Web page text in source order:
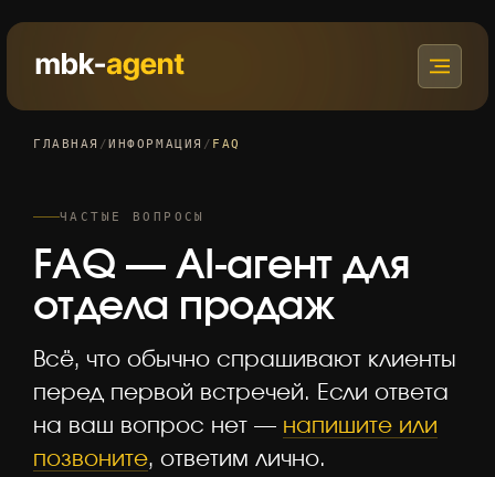
ГЛАВНАЯ /ИНФОРМАЦИЯ / FAQ
ЧАСТЫЕ ВОПРОСЫ
FAQ — AI-агент для
отдела продаж
Всё, что обычно спрашивают клиенты
перед первой встречей. Если ответа
на ваш вопрос нет — напишите или
позвоните, ответим лично.